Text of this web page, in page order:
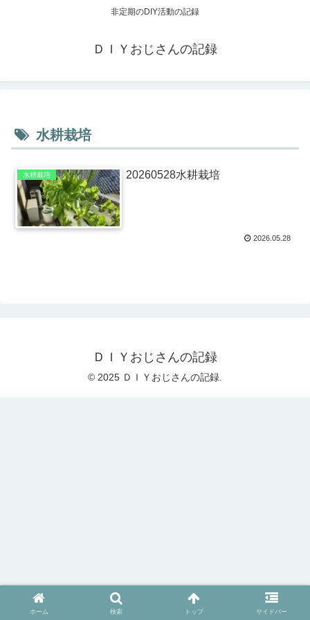
非定期のDIY活動の記録
ＤＩＹおじさんの記録
水耕栽培
水耕栽培 20260528水耕栽培
2026.05.28
ＤＩＹおじさんの記録
© 2025 ＤＩＹおじさんの記録.
ホーム 検索 トップ サイドバー